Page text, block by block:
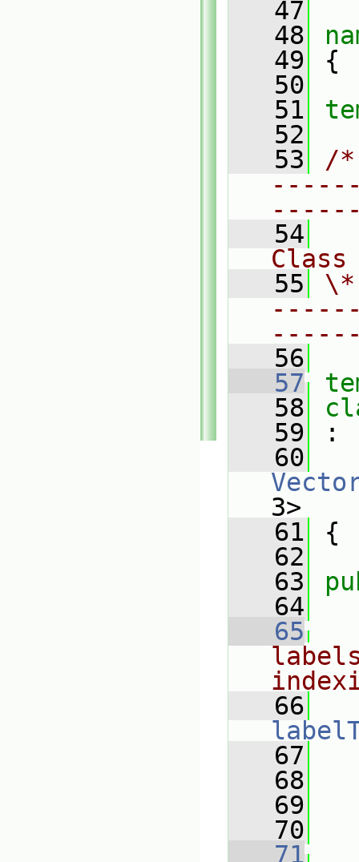
   47
   48
   49
{
   50
   51
   52
   53
/
   54
   55
   56
   57
   58
   59
:
   60
3>
   61
{
   62
   63
   64
   65
   66
   67
   68
   69
   70
   71